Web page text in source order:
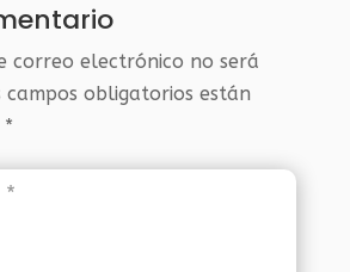
correo electrónico no será
campos obligatorios están
*